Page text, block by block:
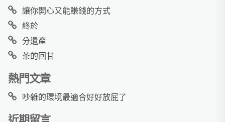
讓你開心又能賺錢的方式
終於
分遺產
茶的回甘
熱門文章
吵雜的環境最適合好好放屁了